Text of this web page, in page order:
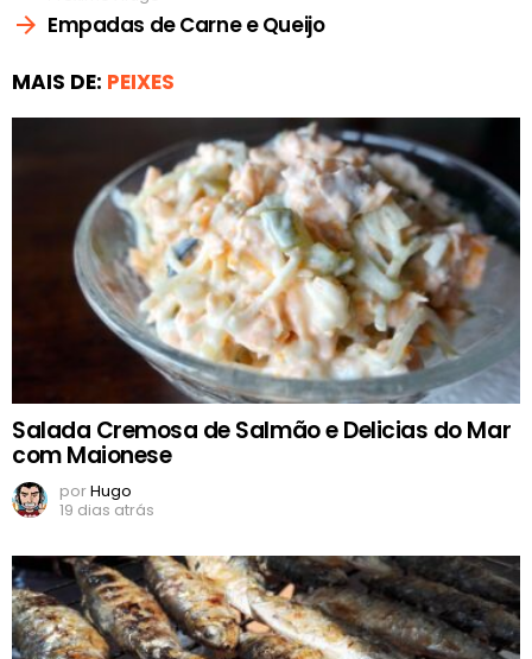
Empadas de Carne e Queijo
MAIS DE: PEIXES
Salada Cremosa de Salmão e Delicias do Mar
com Maionese
porHugo
19 dias atrás